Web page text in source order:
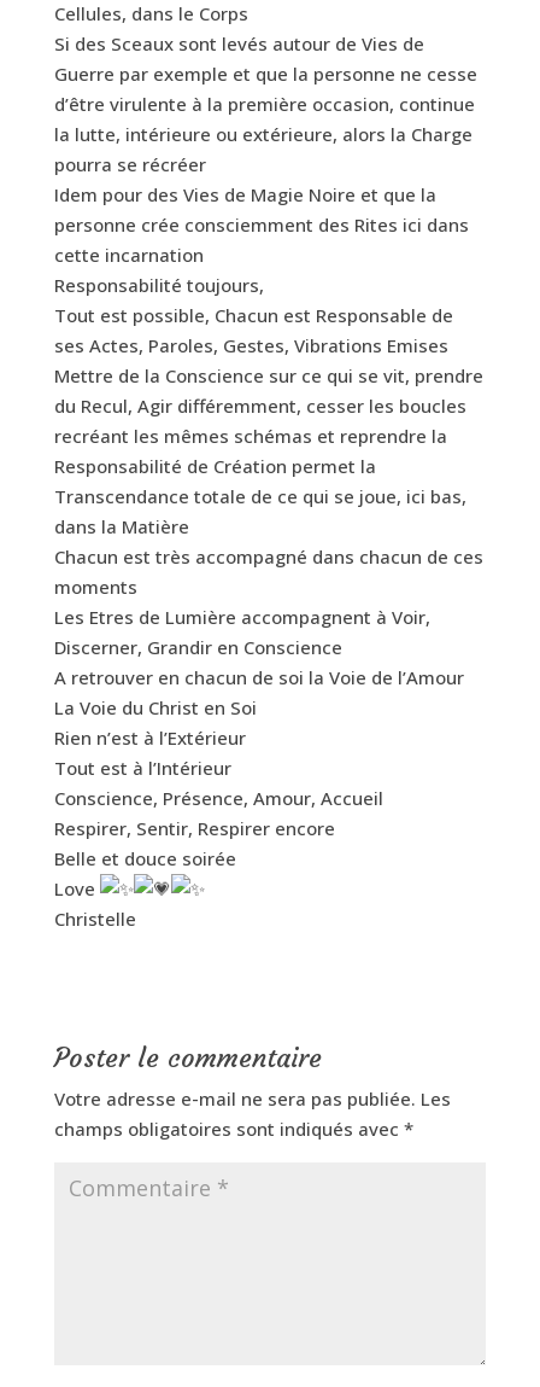
Cellules, dans le Corps
Si des Sceaux sont levés autour de Vies de
Guerre par exemple et que la personne ne cesse
d’être virulente à la première occasion, continue
la lutte, intérieure ou extérieure, alors la Charge
pourra se récréer
Idem pour des Vies de Magie Noire et que la
personne crée consciemment des Rites ici dans
cette incarnation
Responsabilité toujours,
Tout est possible, Chacun est Responsable de
ses Actes, Paroles, Gestes, Vibrations Emises
Mettre de la Conscience sur ce qui se vit, prendre
du Recul, Agir différemment, cesser les boucles
recréant les mêmes schémas et reprendre la
Responsabilité de Création permet la
Transcendance totale de ce qui se joue, ici bas,
dans la Matière
Chacun est très accompagné dans chacun de ces
moments
Les Etres de Lumière accompagnent à Voir,
Discerner, Grandir en Conscience
A retrouver en chacun de soi la Voie de l’Amour
La Voie du Christ en Soi
Rien n’est à l’Extérieur
Tout est à l’Intérieur
Conscience, Présence, Amour, Accueil
Respirer, Sentir, Respirer encore
Belle et douce soirée
Love
Christelle
Poster le commentaire
Votre adresse e-mail ne sera pas publiée. Les
champs obligatoires sont indiqués avec *